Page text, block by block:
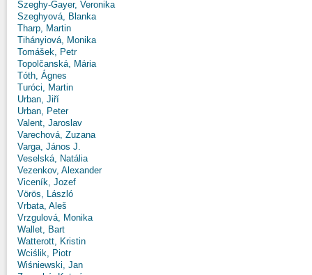
Szeghy-Gayer, Veronika
Szeghyová, Blanka
Tharp, Martin
Tihányiová, Monika
Tomášek, Petr
Topolčanská, Mária
Tóth, Ágnes
Turóci, Martin
Urban, Jiří
Urban, Peter
Valent, Jaroslav
Varechová, Zuzana
Varga, János J.
Veselská, Natália
Vezenkov, Alexander
Viceník, Jozef
Vörös, László
Vrbata, Aleš
Vrzgulová, Monika
Wallet, Bart
Watterott, Kristin
Wciślik, Piotr
Wiśniewski, Jan